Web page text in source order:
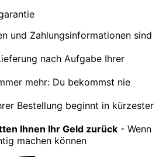
und Zahlungsinformationen sind
nach Aufgabe Ihrer
mehr: Du bekommst nie
Bestellung beginnt in kürzester
Ihnen Ihr Geld zurück - Wenn
machen können